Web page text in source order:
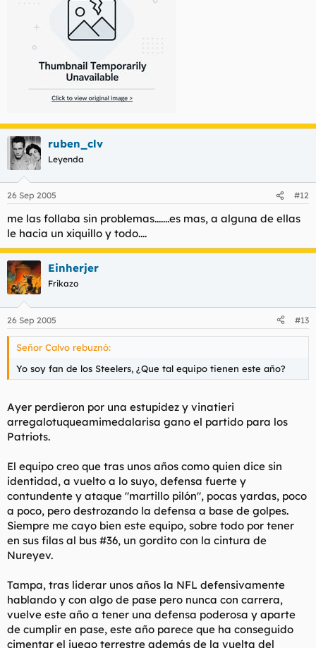
ruben_clv
Leyenda
26 Sep 2005 #12
me las follaba sin problemas.......es mas, a alguna de ellas
le hacia un xiquillo y todo....
Einherjer
Frikazo
26 Sep 2005 #13
Señor Calvo rebuznó:
Yo soy fan de los Steelers, ¿Que tal equipo tienen este año?
Ayer perdieron por una estupidez y vinatieri
arregalotuqueamimedalarisa gano el partido para los
Patriots.
El equipo creo que tras unos años como quien dice sin
identidad, a vuelto a lo suyo, defensa fuerte y
contundente y ataque "martillo pilón", pocas yardas, poco
a poco, pero destrozando la defensa a base de golpes.
Siempre me cayo bien este equipo, sobre todo por tener
en sus filas al bus #36, un gordito con la cintura de
Nureyev.
Tampa, tras liderar unos años la NFL defensivamente
hablando y con algo de pase pero nunca con carrera,
vuelve este año a tener una defensa poderosa y aparte
de cumplir en pase, este año parece que ha conseguido
cimentar el juego terrestre además de la vuelta del